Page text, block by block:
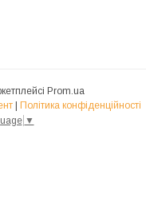
Prom.ua
Політика конфіденційності
▼